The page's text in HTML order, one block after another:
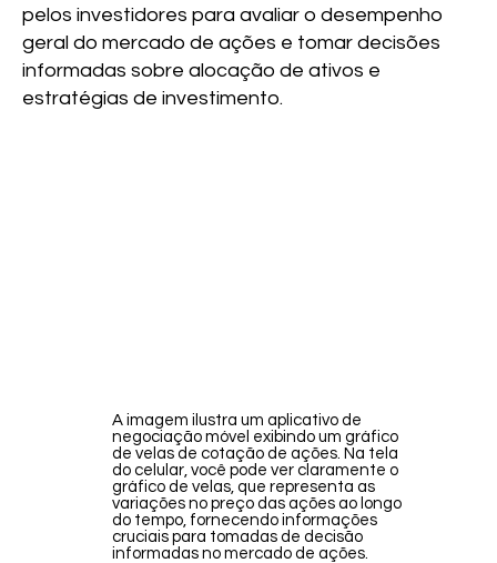
pelos investidores para avaliar o desempenho
geral do mercado de ações e tomar decisões
informadas sobre alocação de ativos e
estratégias de investimento.
A imagem ilustra um aplicativo de
negociação móvel exibindo um gráfico
de velas de cotação de ações. Na tela
do celular, você pode ver claramente o
gráfico de velas, que representa as
variações no preço das ações ao longo
do tempo, fornecendo informações
cruciais para tomadas de decisão
informadas no mercado de ações.